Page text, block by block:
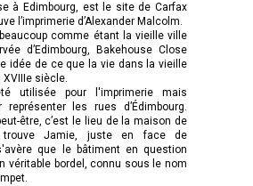
à Edimbourg, est le site de Carfax
l’imprimerie d’Alexander Malcolm.
comme étant la vieille ville
d’Edimbourg, Bakehouse Close
idée de ce que la vie dans la vieille
siècle.
utilisée pour l'imprimerie mais
représenter les rues d’Édimbourg.
être, c’est le lieu de la maison de
Jamie, juste en face de
que le bâtiment en question
véritable bordel, connu sous le nom